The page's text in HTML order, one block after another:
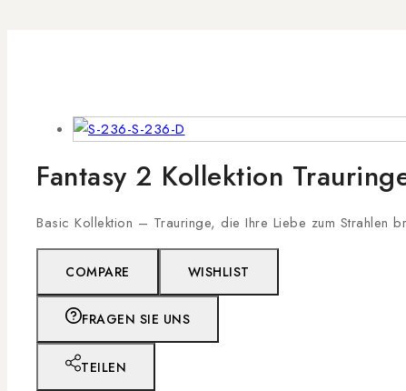
Fantasy 2 Kollektion
Basic Kollektion – Trauringe, die Ihre Liebe zum Strahlen
COMPARE WISHLIST
FRAGEN SIE UNS
TEILEN